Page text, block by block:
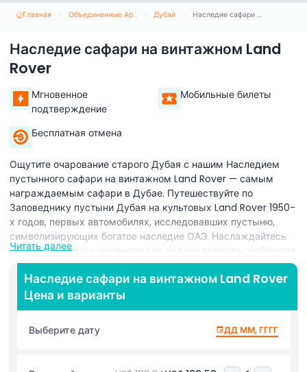
Главная Объединенные Арабские Эмираты Дубай Наследие сафари на винтажном Land Rover
Наследие сафари на винтажном Land
Rover
Мгновенное
подтверждение
Мобильные билеты
Бесплатная отмена
Ощутите очарование старого Дубая с нашим Наследием
пустынного сафари на винтажном Land Rover — самым
награждаемым сафари в Дубае. Путешествуйте по
Заповеднику пустыни Дубая на культовых Land Rover 1950-
х годов, первых автомобилях, исследовавших пустыню,
символизирующих богатое наследие ОАЭ. Наслаждайтесь
поездкой с гидом-экспертом по охране природы, наблюдая
за местными животными, такими как арабский орикс, и
посетите живописный лес деревьев Гаф, идеальный для
фотосъемки в пустыне. Узнайте о уникальной экосистеме
пустыни и о том, как бедуины жили в гармонии с природой.
Станьте свидетелями невероятного шоу соколиных
охотничьи техники и красоту соколов в полном полете на
Читать далее
Наследие сафари на винтажном Land Rover
Цена и варианты
Выберите дату ДД ММ, ГГГГ